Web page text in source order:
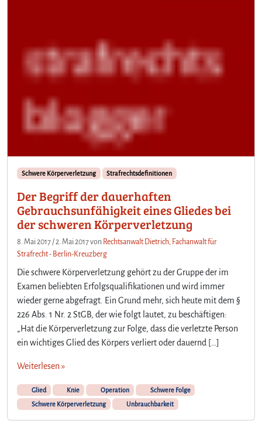
Schwere Körperverletzung Strafrechtsdefinitionen
Der Begriff der dauerhaften
Gebrauchsunfähigkeit eines Gliedes bei
der schweren Körperverletzung
8. Mai 2017 /2. Mai 2017von Rechtsanwalt Dietrich, Fachanwalt für
Strafrecht - Berlin-Kreuzberg
Die schwere Körperverletzung gehört zu der Gruppe der im
Examen beliebten Erfolgsqualifikationen und wird immer
wieder gerne abgefragt. Ein Grund mehr, sich heute mit dem §
226 Abs. 1 Nr. 2 StGB, der wie folgt lautet, zu beschäftigen:
„Hat die Körperverletzung zur Folge, dass die verletzte Person
ein wichtiges Glied des Körpers verliert oder dauernd […]
Weiterlesen »
Glied Knie Operation
Schwere Folge
Schwere Körperverletzung
Unbrauchbarkeit